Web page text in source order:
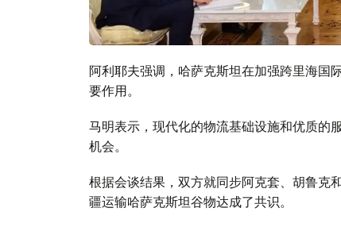
阿利耶夫强调，哈萨克斯坦在加强跨里海
要作用。
马明表示，现代化的物流基础设施和优质的
机会。
根据会谈结果，双方就同步阿克套、胡鲁克
疆运输哈萨克斯坦谷物达成了共识。